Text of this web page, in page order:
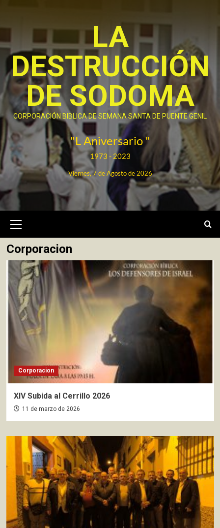
contenido
LA
DESTRUCCIÓN
DE SODOMA
CORPORACIÓN BIBLICA DE SEMANA SANTA DE PUENTE GENIL
"L Aniversario "
1973 - 2023
Viernes, 7 de Agosto de 2026
primario
Corporacion
Corporacion
XIV Subida al Cerrillo 2026
11 de marzo de 2026